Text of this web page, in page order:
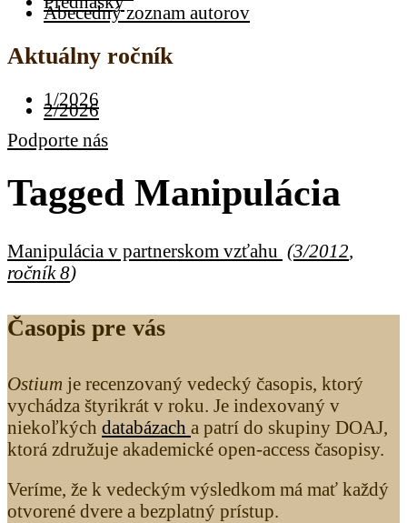
Abecedný zoznam autorov
Aktuálny ročník
1/2026
2/2026
Podporte nás
Tagged Manipulácia
Manipulácia v partnerskom vzťahu (3/2012
ročník 8)
Časopis pre vás
Ostium je recenzovaný vedecký časopis, ktorý
vychádza štyrikrát v roku. Je indexovaný v
niekoľkých databázach a patrí do skupiny DOAJ,
ktorá združuje akademické open-access časopisy.
Veríme, že k vedeckým výsledkom má mať každý
otvorené dvere a bezplatný prístup.